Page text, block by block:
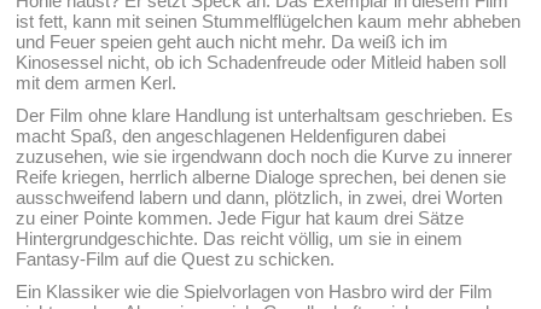
ist fett, kann mit seinen Stummelflügelchen kaum mehr abheben
und Feuer speien geht auch nicht mehr. Da weiß ich im
Kinosessel nicht, ob ich Schadenfreude oder Mitleid haben soll
mit dem armen Kerl.
Der Film ohne klare Handlung ist unterhaltsam geschrieben. Es
macht Spaß, den angeschlagenen Heldenfiguren dabei
zuzusehen, wie sie irgendwann doch noch die Kurve zu innerer
Reife kriegen, herrlich alberne Dialoge sprechen, bei denen sie
ausschweifend labern und dann, plötzlich, in zwei, drei Worten
zu einer Pointe kommen. Jede Figur hat kaum drei Sätze
Hintergrundgeschichte. Das reicht völlig, um sie in einem
Fantasy-Film auf die Quest zu schicken.
Ein Klassiker wie die Spielvorlagen von Hasbro wird der Film